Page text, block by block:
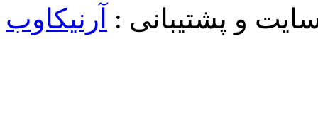
و پشتیبانی : آرنیکاوب